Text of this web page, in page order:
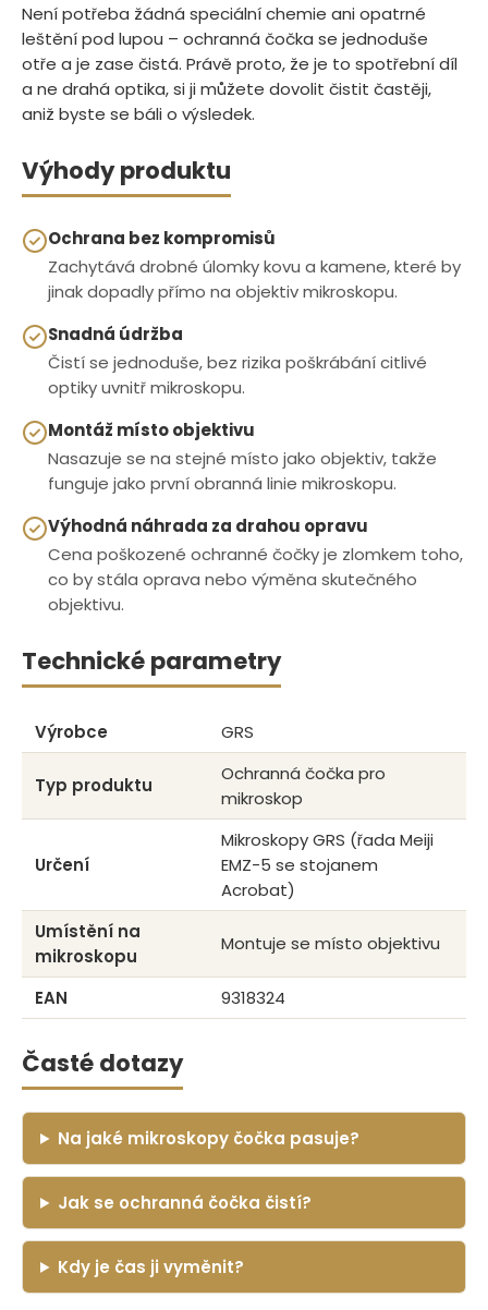
Není potřeba žádná speciální chemie ani opatrné
leštění pod lupou – ochranná čočka se jednoduše
otře a je zase čistá. Právě proto, že je to spotřební díl
a ne drahá optika, si ji můžete dovolit čistit častěji,
aniž byste se báli o výsledek.
Výhody produktu
Ochrana bez kompromisů
Zachytává drobné úlomky kovu a kamene, které by
jinak dopadly přímo na objektiv mikroskopu.
Snadná údržba
Čistí se jednoduše, bez rizika poškrábání citlivé
optiky uvnitř mikroskopu.
Montáž místo objektivu
Nasazuje se na stejné místo jako objektiv, takže
funguje jako první obranná linie mikroskopu.
Výhodná náhrada za drahou opravu
Cena poškozené ochranné čočky je zlomkem toho,
co by stála oprava nebo výměna skutečného
objektivu.
Technické parametry
Výrobce GRS
Typ produktu
Ochranná čočka pro
mikroskop
Určení
Mikroskopy GRS (řada Meiji
EMZ-5 se stojanem
Acrobat)
Umístění na
mikroskopu
Montuje se místo objektivu
EAN 9318324
Časté dotazy
Na jaké mikroskopy čočka pasuje?
Jak se ochranná čočka čistí?
Kdy je čas ji vyměnit?